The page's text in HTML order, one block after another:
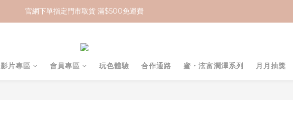
加入 MCG 會員｜即贈 $100 購物金
官網下單指定門市取貨 滿$500免運費
影片專區 會員專區 玩色體驗 合作通路 蜜・泫富潤澤系列 月月抽獎